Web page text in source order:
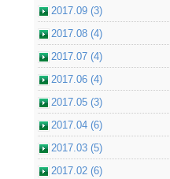
2017.09 (3)
2017.08 (4)
2017.07 (4)
2017.06 (4)
2017.05 (3)
2017.04 (6)
2017.03 (5)
2017.02 (6)